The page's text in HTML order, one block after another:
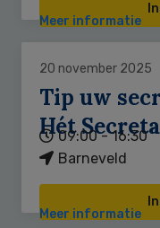
Meer informatie
20 november 2025
Tip uw
Hét09:00 - 16:30
Barneveld
Meer informatie